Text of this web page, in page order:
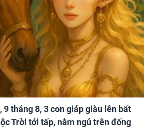
9 tháng 8, 3 con giáp giàu lên bất
Trời tới tấp, nằm ngủ trên đống